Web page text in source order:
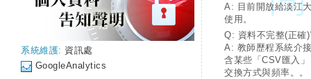
系統維護: 資訊處
GoogleAnalytics
A: 目前開放給淡江
使用。
Q: 資料不完整(正確
A: 教師歷程系統介
含某些「CSV匯入
交換方式與頻率。。